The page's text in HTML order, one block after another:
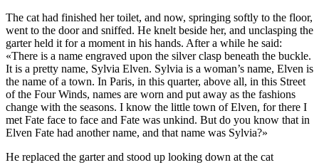
The cat had finished her toilet, and now, springing softly to the floor,
went to the door and sniffed. He knelt beside her, and unclasping the
garter held it for a moment in his hands. After a while he said:
«There is a name engraved upon the silver clasp beneath the buckle.
It is a pretty name, Sylvia Elven. Sylvia is a woman’s name, Elven is
the name of a town. In Paris, in this quarter, above all, in this Street
of the Four Winds, names are worn and put away as the fashions
change with the seasons. I know the little town of Elven, for there I
met Fate face to face and Fate was unkind. But do you know that in
Elven Fate had another name, and that name was Sylvia?»
He replaced the garter and stood up looking down at the cat